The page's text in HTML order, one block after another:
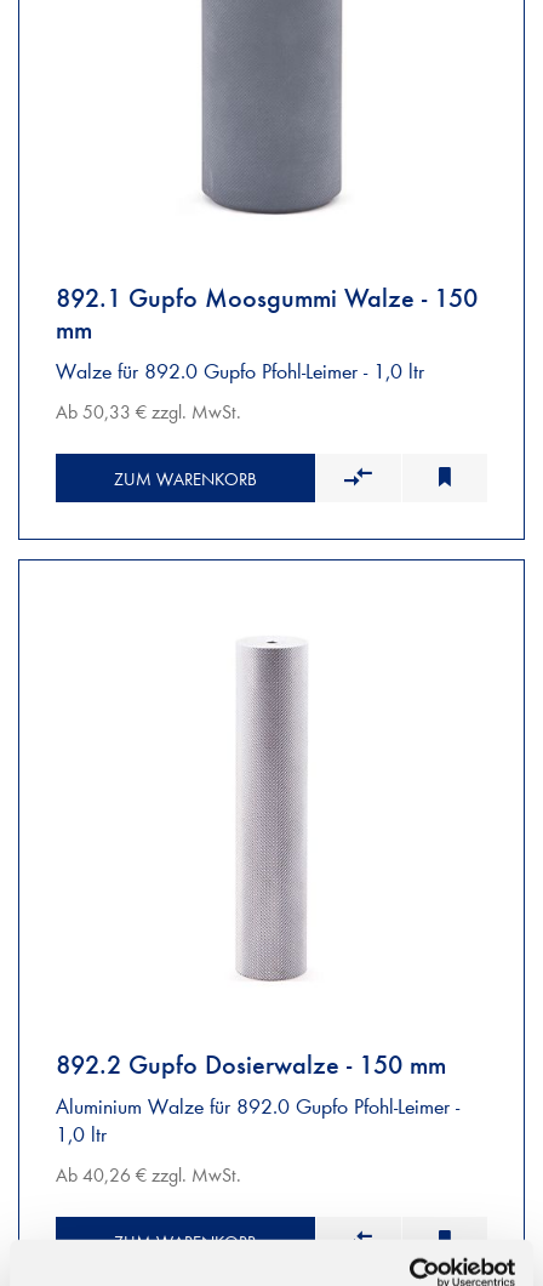
892.1 Gupfo Moosgummi Walze - 150
mm
Walze für 892.0 Gupfo Pfohl-Leimer - 1,0 ltr
Ab 50,33 € zzgl. MwSt.
ZUM WARENKORB
892.2 Gupfo Dosierwalze - 150 mm
Aluminium Walze für 892.0 Gupfo Pfohl-Leimer -
1,0 ltr
Ab 40,26 € zzgl. MwSt.
ZUM WARENKORB